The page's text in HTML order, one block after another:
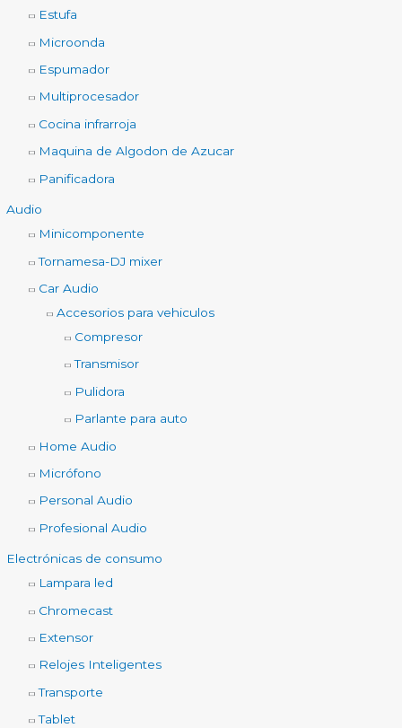
Estufa
Microonda
Espumador
Multiprocesador
Cocina infrarroja
Maquina de Algodon de Azucar
Panificadora
Audio
Minicomponente
Tornamesa-DJ mixer
Car Audio
Accesorios para vehiculos
Compresor
Transmisor
Pulidora
Parlante para auto
Home Audio
Micrófono
Personal Audio
Profesional Audio
Electrónicas de consumo
Lampara led
Chromecast
Extensor
Relojes Inteligentes
Transporte
Tablet